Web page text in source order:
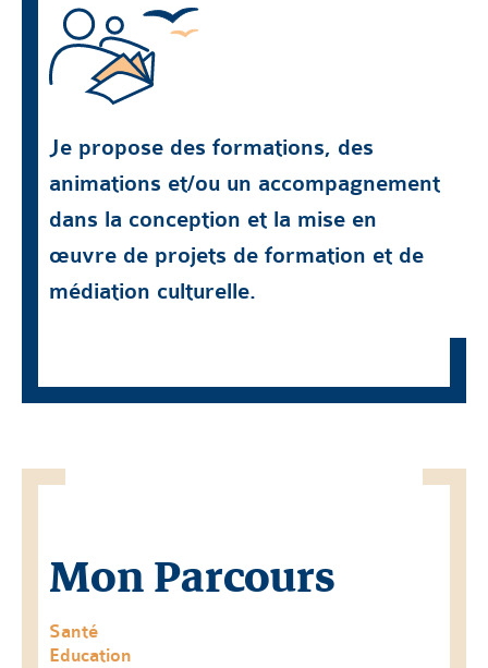
Je propose des formations, des
animations et/ou un accompagnement
dans la conception et la mise en
œuvre de projets de formation et de
médiation culturelle.
Mon Parcours
Santé
Education